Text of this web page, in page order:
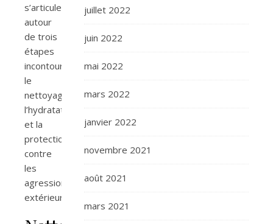
s’articuler
autour
de trois
étapes
incontournables:
le
nettoyage,
l’hydratation
et la
protection
contre
les
agressions
extérieures.
juillet 2022
juin 2022
mai 2022
mars 2022
janvier 2022
novembre 2021
août 2021
mars 2021